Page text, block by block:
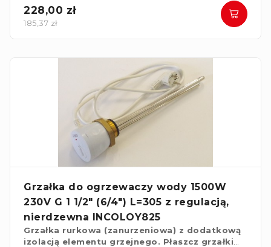
228,00 zł
185,37 zł
Grzałka do ogrzewaczy wody 1500W
230V G 1 1/2" (6/4") L=305 z regulacją,
nierdzewna INCOLOY825
Grzałka rurkowa (zanurzeniowa) z dodatkową
izolacją elementu grzejnego. Płaszcz grzałki